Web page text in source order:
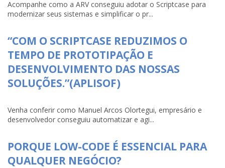
Acompanhe como a ARV conseguiu adotar o Scriptcase para
modernizar seus sistemas e simplificar o pr...
“COM O SCRIPTCASE REDUZIMOS O
TEMPO DE PROTOTIPAÇÃO E
DESENVOLVIMENTO DAS NOSSAS
SOLUÇÕES.”(APLISOF)
Venha conferir como Manuel Arcos Olortegui, empresário e
desenvolvedor conseguiu automatizar e agi...
PORQUE LOW-CODE É ESSENCIAL PARA
QUALQUER NEGÓCIO?